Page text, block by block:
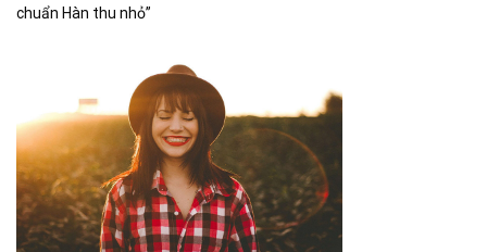
chuẩn Hàn thu nhỏ”